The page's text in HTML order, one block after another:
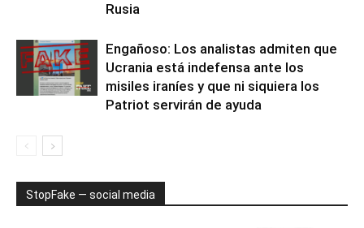
Rusia
Engañoso: Los analistas admiten que
Ucrania está indefensa ante los
misiles iraníes y que ni siquiera los
Patriot servirán de ayuda
StopFake — social media